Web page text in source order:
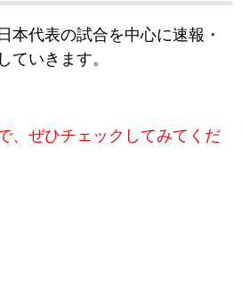
本代表の試合を中心に速報・
ていきます。
、ぜひチェックしてみてくだ